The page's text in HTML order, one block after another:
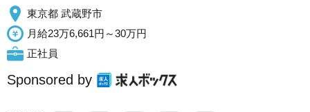
東京都 武蔵野市
月給23万6,661円～30万円
正社員
Sponsored by